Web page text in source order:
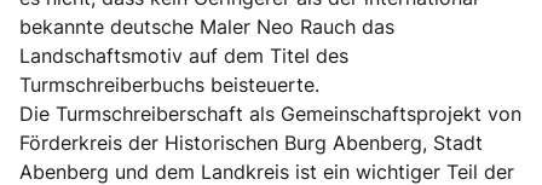
bekannte deutsche Maler Neo Rauch das
Landschaftsmotiv auf dem Titel des
Turmschreiberbuchs beisteuerte.
Die Turmschreiberschaft als Gemeinschaftsprojekt von
Förderkreis der Historischen Burg Abenberg, Stadt
Abenberg und dem Landkreis ist ein wichtiger Teil der